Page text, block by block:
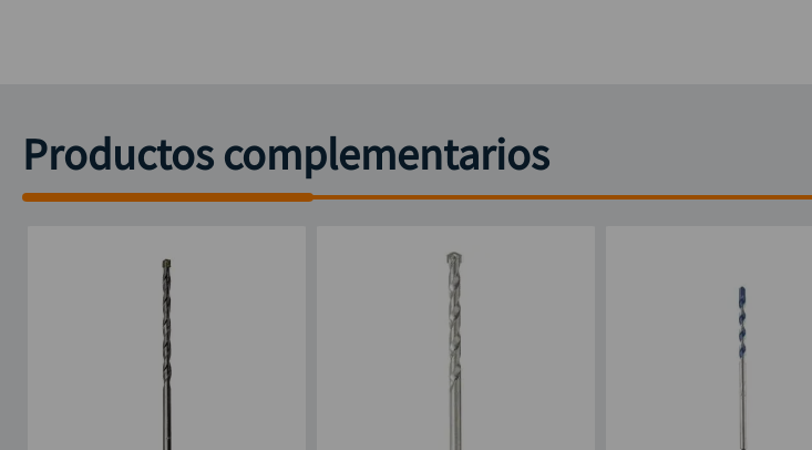
Productos complementarios